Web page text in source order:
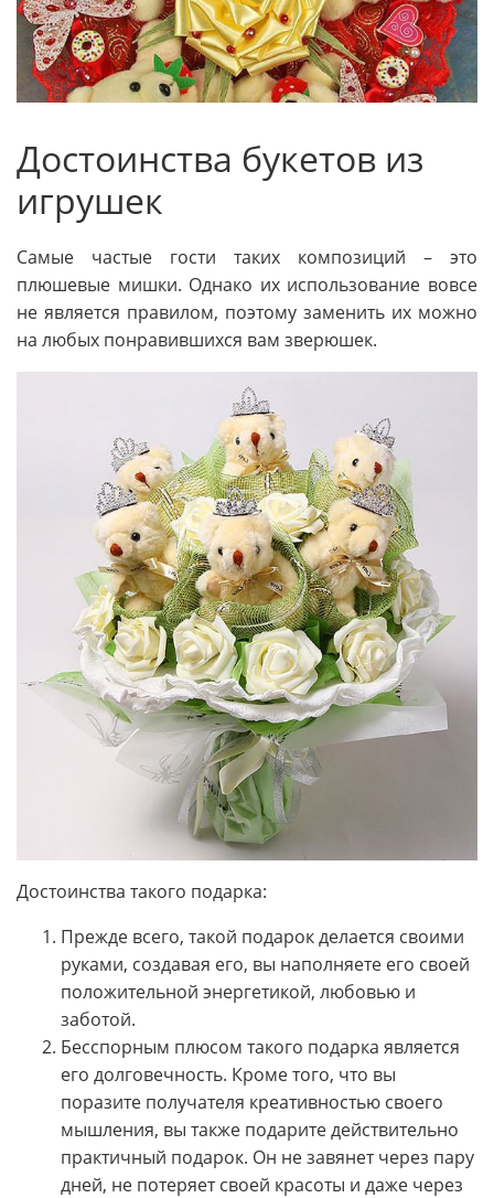
Достоинства букетов из
игрушек
Самые частые гости таких композиций – это
плюшевые мишки. Однако их использование вовсе
не является правилом, поэтому заменить их можно
на любых понравившихся вам зверюшек.
Достоинства такого подарка:
Прежде всего, такой подарок делается своими
руками, создавая его, вы наполняете его своей
положительной энергетикой, любовью и
заботой.
Бесспорным плюсом такого подарка является
его долговечность. Кроме того, что вы
поразите получателя креативностью своего
мышления, вы также подарите действительно
практичный подарок. Он не завянет через пару
дней, не потеряет своей красоты и даже через